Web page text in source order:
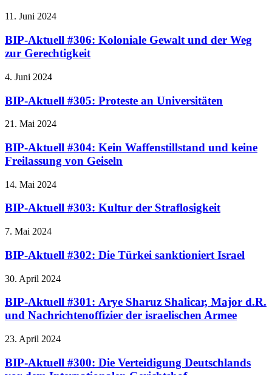
11. Juni 2024
BIP-Aktuell #306: Koloniale Gewalt und der Weg
zur Gerechtigkeit
4. Juni 2024
BIP-Aktuell #305: Proteste an Universitäten
21. Mai 2024
BIP-Aktuell #304: Kein Waffenstillstand und keine
Freilassung von Geiseln
14. Mai 2024
BIP-Aktuell #303: Kultur der Straflosigkeit
7. Mai 2024
BIP-Aktuell #302: Die Türkei sanktioniert Israel
30. April 2024
BIP-Aktuell #301: Arye Sharuz Shalicar, Major d.R.
und Nachrichtenoffizier der israelischen Armee
23. April 2024
BIP-Aktuell #300: Die Verteidigung Deutschlands